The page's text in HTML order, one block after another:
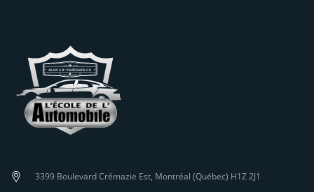
3399 Boulevard Crémazie Est, Montréal (Québec) H1Z 2J1